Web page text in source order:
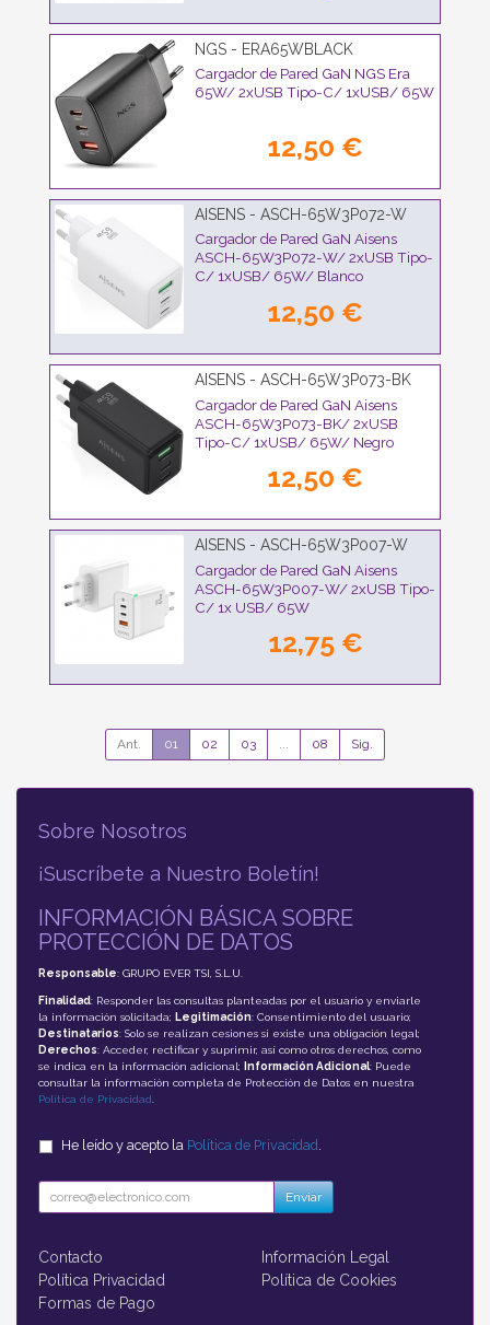
NGS - ERA65WBLACK
Cargador de Pared GaN NGS Era
65W/ 2xUSB Tipo-C/ 1xUSB/ 65W
12,50 €
AISENS - ASCH-65W3P072-W
Cargador de Pared GaN Aisens
ASCH-65W3P072-W/ 2xUSB Tipo-
C/ 1xUSB/ 65W/ Blanco
12,50 €
AISENS - ASCH-65W3P073-BK
Cargador de Pared GaN Aisens
ASCH-65W3P073-BK/ 2xUSB
Tipo-C/ 1xUSB/ 65W/ Negro
12,50 €
AISENS - ASCH-65W3P007-W
Cargador de Pared GaN Aisens
ASCH-65W3P007-W/ 2xUSB Tipo-
C/ 1x USB/ 65W
12,75 €
Ant. 01 02 03 ... 08 Sig.
Sobre Nosotros
¡Suscríbete a Nuestro Boletín!
INFORMACIÓN BÁSICA SOBRE
PROTECCIÓN DE DATOS
Responsable: GRUPO EVER TSI, S.L.U.
Finalidad: Responder las consultas planteadas por el usuario y enviarle
la información solicitada; Legitimación: Consentimiento del usuario;
Destinatarios: Solo se realizan cesiones si existe una obligación legal;
Derechos: Acceder, rectificar y suprimir, así como otros derechos, como
se indica en la información adicional;
Información Adicional: Puede
consultar la información completa de Protección de Datos en nuestra
Política de Privacidad.
He leído y acepto la Política de Privacidad .
Enviar
Contacto
Información Legal
Política Privacidad
Política de Cookies
Formas de Pago